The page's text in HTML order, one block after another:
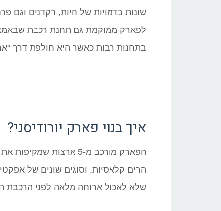
שונות בדמויות של חיות, רקדנים וגם
לפארק ממוקמת גם תחנת רכבת
בתחנות רבות כאשר היא חולפת דרך
איך בנוי פארק יורודיסני?
הפארק מורכב מ-5
הרים קלאסיות, וסוגים שונים של
שלא לאכול ארוחה מלאה לפני הרכבת